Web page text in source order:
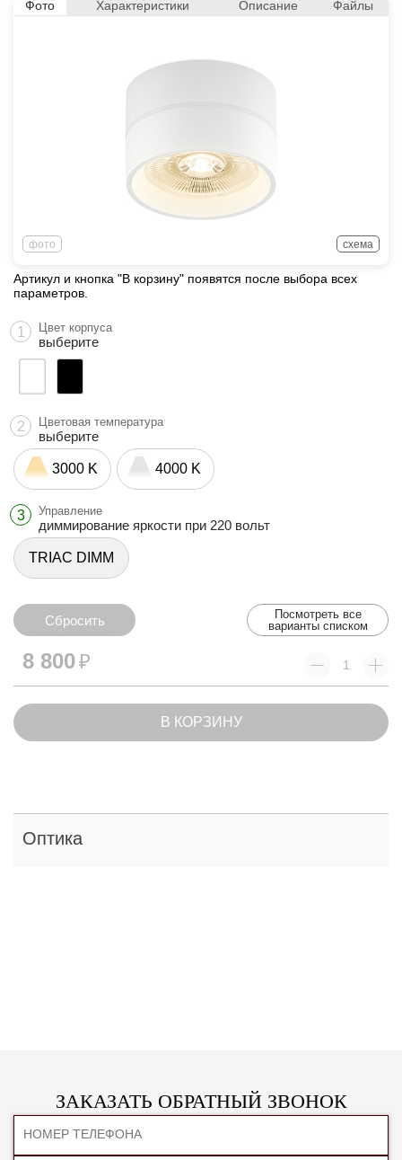
Фото Характеристики Описание Файлы
фото схема
Артикул и кнопка "В корзину" появятся после выбора всех
параметров.
1 Цвет корпуса
выберите
2 Цветовая температура
выберите
3000 K 4000 K
3 Управление
диммирование яркости при 220 вольт
TRIAC DIMM
Посмотреть все
варианты списком
Сбросить
8 800₽
В КОРЗИНУ
Оптика
ЗАКАЗАТЬ ОБРАТНЫЙ ЗВОНОК